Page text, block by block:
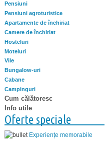
Pensiuni
Pensiuni agroturistice
Apartamente de închiriat
Camere de închiriat
Hosteluri
Moteluri
Vile
Bungalow-uri
Cabane
Campinguri
Cum călătoresc
Info utile
Oferte speciale
Experiențe memorabile